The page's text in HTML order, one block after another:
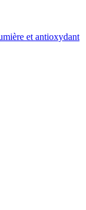
et antioxydant